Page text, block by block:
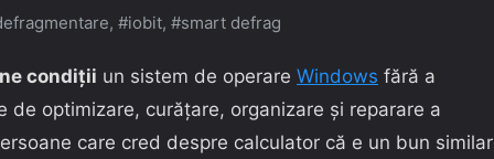
, #iobit, #smart defrag
condiţii un sistem de operare Windows fără a
optimizare, curăţare, organizare şi reparare a
care cred despre calculator că e un bun similar